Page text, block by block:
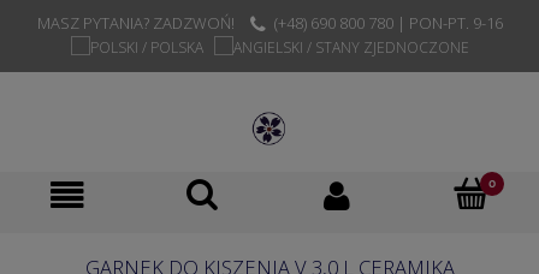
MASZ PYTANIA? ZADZWOŃ! (+48) 690 800 780 | PON-PT. 9-16
GARNEK DO KISZENIA V 3,0 L CERAMIKA